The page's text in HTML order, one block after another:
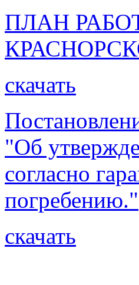
ПЛАН
скачать
"Об
согласно
погребению."
скачать